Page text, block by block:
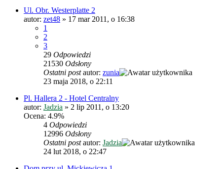
Ul. Obr. Westerplatte 2
autor: zet48 » 17 mar 2011, o 16:38
1
2
3
29 Odpowiedzi
21530 Odsłony
Ostatni postautor: zunia
23 maja 2018, o 22:11
Pl. Hallera 2 - Hotel Centralny
autor: Jadzia » 2 lip 2011, o 13:20
Ocena: 4.9%
4 Odpowiedzi
12996 Odsłony
Ostatni postautor: Jadzia
24 lut 2018, o 22:47